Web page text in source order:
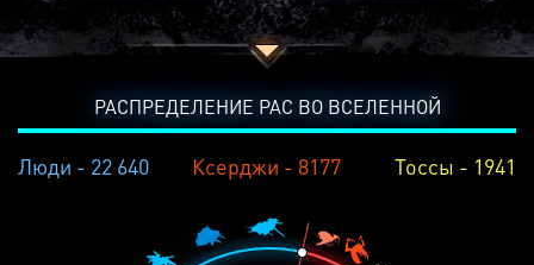
РАСПРЕДЕЛЕНИЕ РАС ВО ВСЕЛЕННОЙ
Люди - 22 640 Ксерджи - 8177 Тоссы - 1941